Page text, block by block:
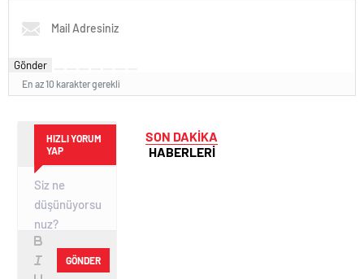
Gönder
En az 10 karakter gerekli
HIZLI YORUM
YAP
GÖNDER
SON DAKİKA
HABERLERİ